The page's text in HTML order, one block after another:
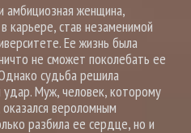
амбициозная женщина,
карьере, став незаменимой
Ее жизнь была
не сможет поколебать ее
судьба решила
Муж, человек, которому
вероломным
разбила ее сердце, но и